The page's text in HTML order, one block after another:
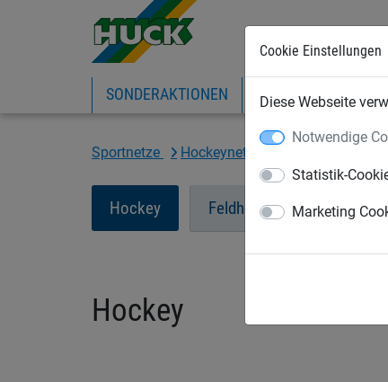
Cookie Einstellungen
Diese Webseite
Notwendige
Statistik-
Marketing
SONDERAKTIONEN EXPRESS-SHOP
Sportnetze Hockeynetze
Hockey Feldhockey
Hockey